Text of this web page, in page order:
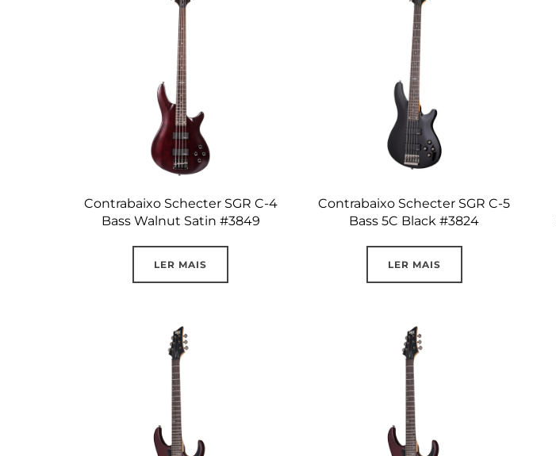
Contrabaixo Schecter SGR C-4
Bass Walnut Satin #3849
LER MAIS
Contrabaixo Schecter SGR C-5
Bass 5C Black #3824
LER MAIS